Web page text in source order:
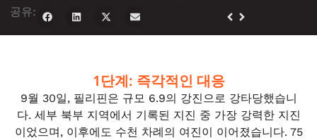
공유:
1단계: 즉각적인 대응
9월 30일, 필리핀은 규모 6.9의 강진으로 강타당했습니
다. 세부 북부 지역에서 기록된 지진 중 가장 강력한 지진
이었으며, 이후에도 수천 차례의 여진이 이어졌습니다. 75